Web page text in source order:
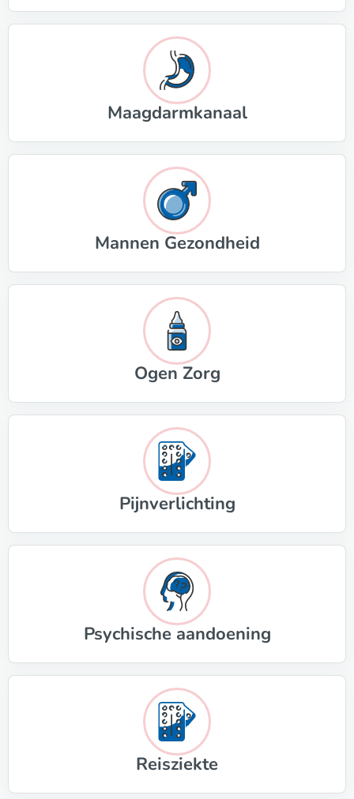
Maagdarmkanaal
Mannen Gezondheid
Ogen Zorg
Pijnverlichting
Psychische aandoening
Reisziekte